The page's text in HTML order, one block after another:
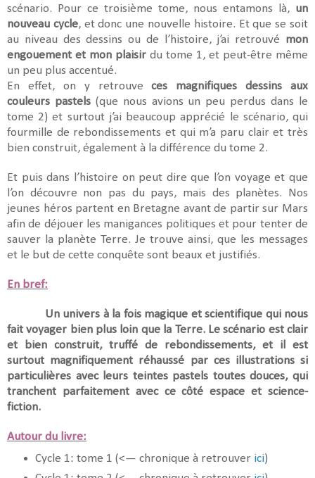
scénario. Pour ce troisième tome, nous entamons là, un
nouveau cycle, et donc une nouvelle histoire. Et que se soit
au niveau des dessins ou de l’histoire, j’ai retrouvé mon
engouement et mon plaisir du tome 1, et peut-être même
un peu plus accentué.
En effet, on y retrouveces magnifiques dessins aux
couleurs pastels(que nous avions un peu perdus dans le
tome 2) et surtout j’ai beaucoup apprécié le scénario, qui
fourmille de rebondissements et qui m’a paru clair et très
bien construit, également à la différence du tome 2.
Et puis dans l’histoire on peut dire que l’on voyage et que
l’on découvre non pas du pays, mais des planètes. Nos
jeunes héros partent en Bretagne avant de partir sur Mars
afin de déjouer les manigances politiques et pour tenter de
sauver la planète Terre. Je trouve ainsi, que les messages
et le but de cette conquête sont beaux et justifiés.
En bref:
Un univers à la fois magique et scientifique qui nous
fait voyager bien plus loin que la Terre. Le scénario est clair
et bien construit, truffé de rebondissements, et il est
surtout magnifiquement réhaussé par ces illustrations si
particulières avec leurs teintes pastels toutes douces, qui
tranchent parfaitement avec ce côté espace et science-
fiction.
Autour du livre:
Cycle 1: tome 1 (<— chronique à retrouver ici)